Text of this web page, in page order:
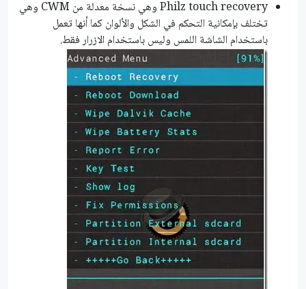
Philz touch recovery وهي نسخة معدلة من CWM وهي
تختلف بإمكانية التحكم في الشكل والألوان كما أنها تعمل
باستخدام الشاشة اللمس وليس باستخدام الازرار فقط.